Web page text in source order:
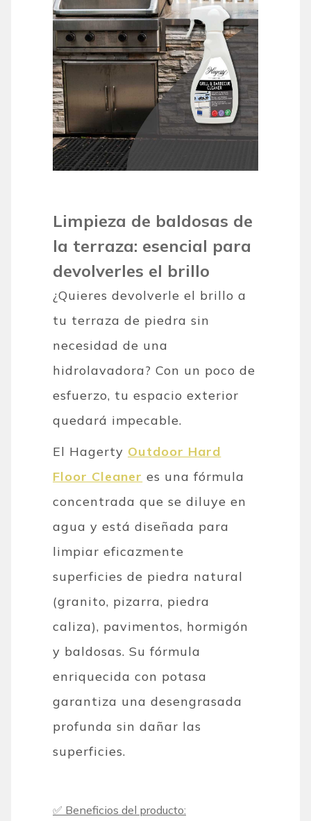
Limpieza de baldosas de
la terraza: esencial para
devolverles el brillo
¿Quieres devolverle el brillo a
tu terraza de piedra sin
necesidad de una
hidrolavadora? Con un poco de
esfuerzo, tu espacio exterior
quedará impecable.
El Hagerty Outdoor Hard
Floor Cleaner es una fórmula
concentrada que se diluye en
agua y está diseñada para
limpiar eficazmente
superficies de piedra natural
(granito, pizarra, piedra
caliza), pavimentos, hormigón
y baldosas. Su fórmula
enriquecida con potasa
garantiza una desengrasada
profunda sin dañar las
superficies.
✅ Beneficios del producto: